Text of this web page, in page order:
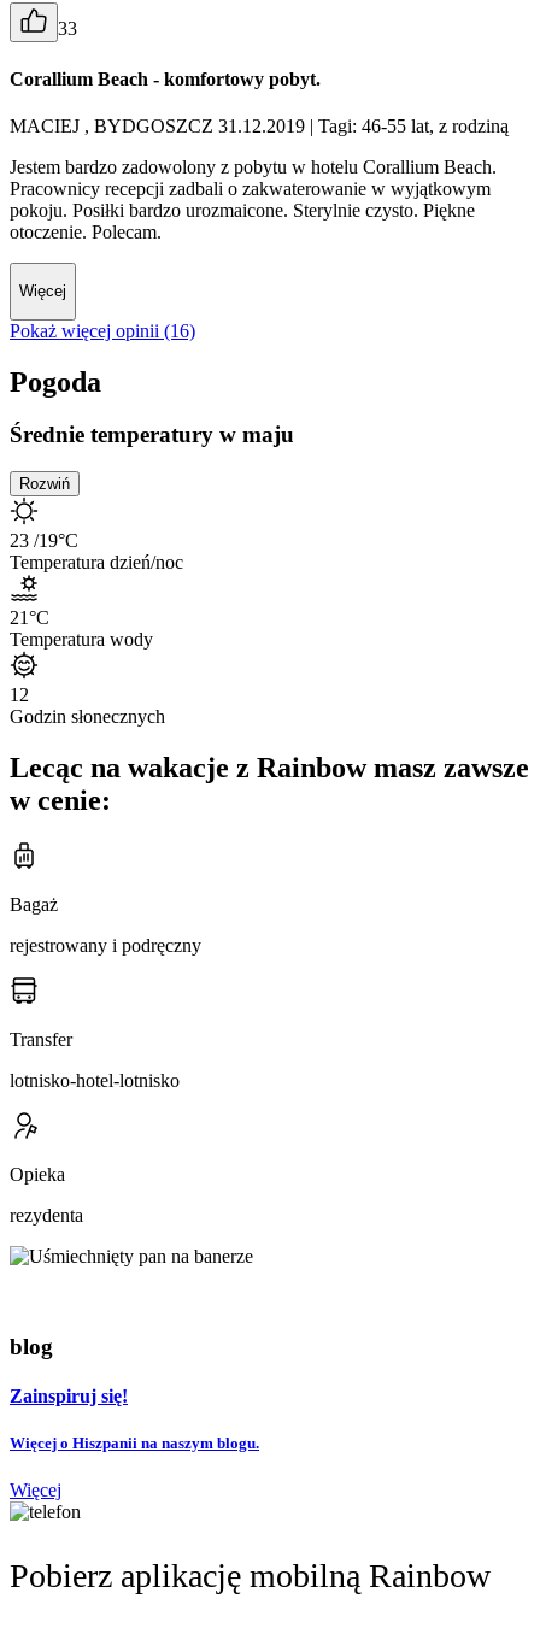
33
Corallium Beach - komfortowy pobyt.
MACIEJ , BYDGOSZCZ 31.12.2019 | Tagi: 46-55 lat, z rodziną
Jestem bardzo zadowolony z pobytu w hotelu Corallium Beach.
Pracownicy recepcji zadbali o zakwaterowanie w wyjątkowym
pokoju. Posiłki bardzo urozmaicone. Sterylnie czysto. Piękne
otoczenie. Polecam.
Więcej
Pokaż więcej opinii (16)
Pogoda
Średnie temperatury w maju
Rozwiń
23 /19°C
Temperatura dzień/noc
21°C
Temperatura wody
12
Godzin słonecznych
Lecąc na wakacje z Rainbow masz zawsze
w cenie:
Bagaż
rejestrowany i podręczny
Transfer
lotnisko-hotel-lotnisko
Opieka
rezydenta
blog
Zainspiruj się!
Więcej o Hiszpanii na naszym blogu.
Więcej
Pobierz aplikację mobilną Rainbow